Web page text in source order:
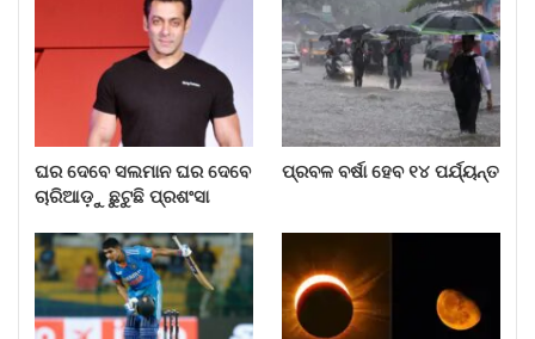
ପର୍ଯ୍ୟାୟରେ ପ୍ରବେଶ କରିଛି।
ଆହୁରି ପଢ଼ନ୍ତୁ...
ଘର ଦେବେ ସଲମାନ ଘର ଦେବେ
ଚାରିଆଡ଼ୁ…
Aug 8, 2026
ଘର ଦେବେ ସଲମାନ ଘର ଦେବେ
ଚାରିଆଡ଼ୁ ଛୁଟୁଛି ପ୍ରଶଂସା
ପ୍ରବଳ ବର୍ଷା ହେବ ୧୪ ପର୍ଯ୍ୟନ୍ତ